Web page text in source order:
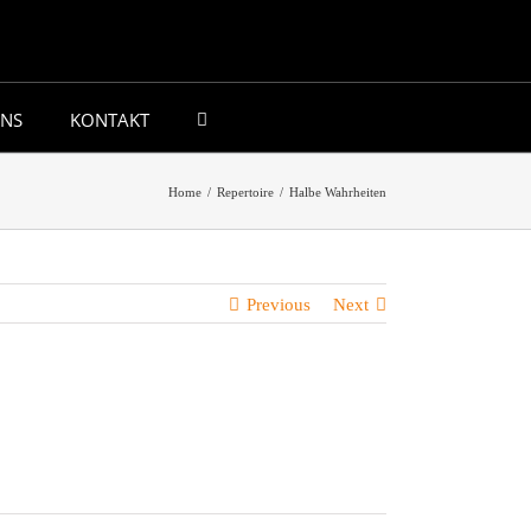
KONTAKT
Home / Repertoire / Halbe Wahrheiten
Previous Next